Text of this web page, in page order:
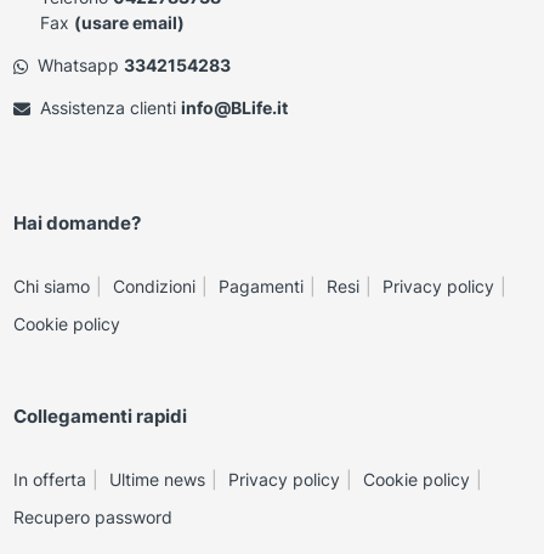
Fax (usare email)
Whatsapp 3342154283
Assistenza clienti info@BLife.it
Hai domande?
Chi siamo Condizioni Pagamenti Resi
Privacy policy
Cookie policy
Collegamenti rapidi
In offerta Ultime news Privacy policy
Cookie policy
Recupero password